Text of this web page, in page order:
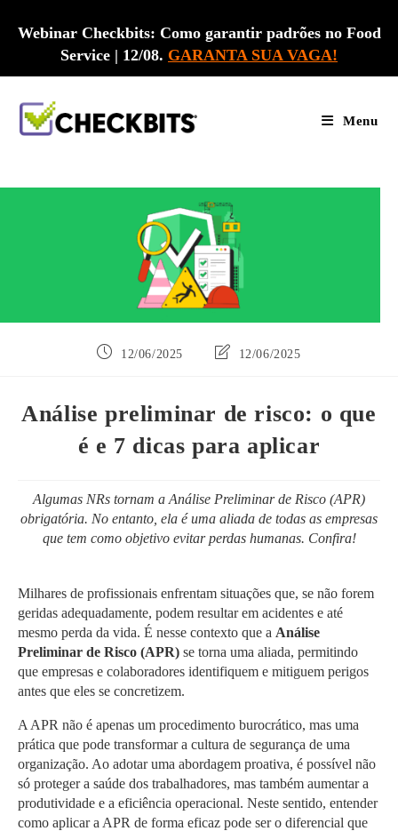
paraWebinar Checkbits: Como garantir padrões no Food
Service | 12/08. GARANTA SUA VAGA!
Menu
Post
12/06/2025
Última12/06/2025
Análise preliminar de risco: o que
é e 7 dicas para aplicar
Algumas NRs tornam a Análise Preliminar de Risco (APR)
obrigatória. No entanto, ela é uma aliada de todas as empresas
que tem como objetivo evitar perdas humanas. Confira!
Milhares de profissionais enfrentam situações que, se não forem
geridas adequadamente, podem resultar em acidentes e até
mesmo perda da vida. É nesse contexto que a Análise
Preliminar de Risco (APR) se torna uma aliada, permitindo
que empresas e colaboradores identifiquem e mitiguem perigos
antes que eles se concretizem.
A APR não é apenas um procedimento burocrático, mas uma
prática que pode transformar a cultura de segurança de uma
organização. Ao adotar uma abordagem proativa, é possível não
só proteger a saúde dos trabalhadores, mas também aumentar a
produtividade e a eficiência operacional. Neste sentido, entender
como aplicar a APR de forma eficaz pode ser o diferencial que